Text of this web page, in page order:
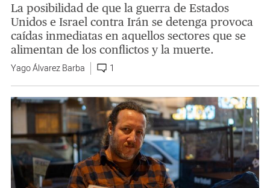
La posibilidad de que la guerra de Estados
Unidos e Israel contra Irán se detenga provoca
caídas inmediatas en aquellos sectores que se
alimentan de los conflictos y la muerte.
Yago Álvarez Barba 1